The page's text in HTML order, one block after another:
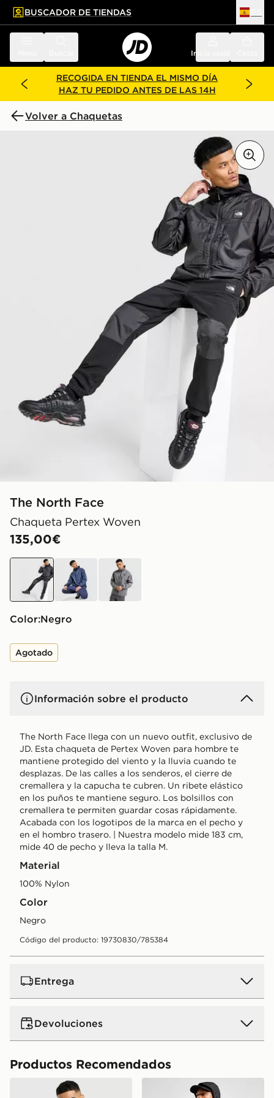
principal
pie de página
BUSCADOR DE TIENDAS
Inicia sesión
RECOGIDA EN TIENDA EL MISMO DÍA
HAZ TU PEDIDO ANTES DE LAS 14H
Volver a Chaquetas
The North Face
Chaqueta Pertex Woven
135,00€
azul
Color: negro
Agotado
Información sobre el producto
The North Face llega con un nuevo outfit, exclusivo de
JD. Esta chaqueta de Pertex Woven para hombre te
mantiene protegido del viento y la lluvia cuando te
desplazas. De las calles a los senderos, el cierre de
cremallera y la capucha te cubren. Un ribete elástico
en los puños te mantiene seguro. Los bolsillos con
cremallera te permiten guardar cosas rápidamente.
Acabada con los logotipos de la marca en el pecho y
en el hombro trasero. | Nuestra modelo mide 183 cm,
mide 40 de pecho y lleva la talla M.
Material
100% Nylon
Color
negro
Código del producto: 19730830/785384
Entrega
Devoluciones
Productos Recomendados
The North Face Chaqueta Pertex WovenThe North Face chaqueta